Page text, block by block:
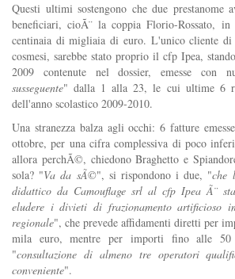
Questi ultimi sostengono che due prestanome
beneficiari, cioÃ¨ la coppia Florio-Rossato,
centinaia di migliaia di euro. L'unico cliente
cosmesi, sarebbe stato proprio il cfp Ipea,
2009 contenute nel dossier, emesse con
susseguente" dalla 1 alla 23, le cui ultime 6
dell'anno scolastico 2009-2010.
Una stranezza balza agli occhi: 6 fatture
ottobre, per una cifra complessiva di poco
allora perchÃ©, chiedono Braghetto e
sola? "Va da sÃ©", si rispondono i due, "che
didattico da Camouflage srl al cfp Ipea Ã¨
eludere i divieti di frazionamento artificioso
regionale", che prevede affidamenti diretti per
mila euro, mentre per importi fino alle
"consultazione di almeno tre operatori
conveniente".